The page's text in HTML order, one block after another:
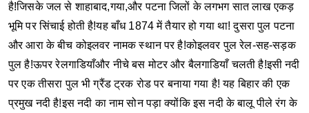
है!जिसके जल से शाहाबाद,गया,और पटना जिलों के लगभग सात लाख एकड़
भूमि पर सिंचाई होती है!यह बाँध 1874 में तैयार हो गया था! दुसरा पुल पटना
और आरा के बीच कोइलवर नामक स्थान पर है!कोइलवर पुल रेल-सह-सड़क
पुल है!ऊपर रेलगाडियाँऔर नीचे बस मोटर और बैलगाडियाँ चलती है!इसी नदी
पर एक तीसरा पुल भी ग्रैंड ट्रक रोड पर बनाया गया है! यह बिहार की एक
प्रमुख नदी है!इस नदी का नाम सोन पड़ा क्योंकि इस नदी के बालू पीले रंग के